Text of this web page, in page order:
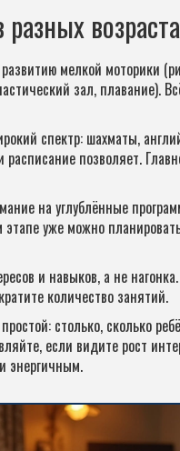
мелкой моторики
зал, плавание).
спектр: шахматы,
позволяет.
на углублённые
уже можно
и навыков, а не
количество занятий.
столько, сколько
если видите рост
энергичным.